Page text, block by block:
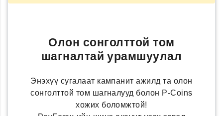
Олон сонголттой том
шагналтай урамшуулал
Энэхүү сугалаат кампанит ажилд та олон
сонголттой том шагналууд болон P-Coins
хожих боломжтой!